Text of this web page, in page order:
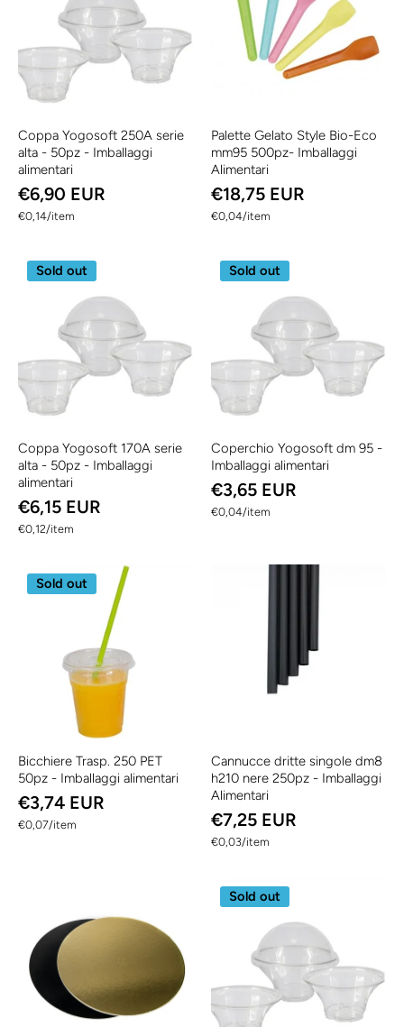
Coppa Yogosoft 250A serie
alta - 50pz - Imballaggi
alimentari
€6,90 EUR
€0,14/
per item
Palette Gelato Style Bio-Eco
mm95 500pz- Imballaggi
Alimentari
€18,75 EUR
€0,04/
per item
Sold out
Coppa Yogosoft 170A serie
alta - 50pz - Imballaggi
alimentari
€6,15 EUR
€0,12/
per item
Sold out
Coperchio Yogosoft dm 95 -
Imballaggi alimentari
€3,65 EUR
€0,04/
per item
Sold out
Bicchiere Trasp. 250 PET
50pz - Imballaggi alimentari
€3,74 EUR
€0,07/
per item
Cannucce dritte singole dm8
h210 nere 250pz - Imballaggi
Alimentari
€7,25 EUR
€0,03/
per item
Sold out